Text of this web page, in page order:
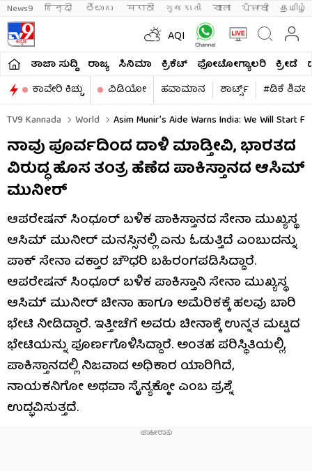
News9 हिन्दी తెలుగు मराठी ગુજરાતી বাংলা ਪੰਜਾਬੀ தமிழ்
AQI
ತಾಜಾ ಸುದ್ದಿ ರಾಜ್ಯ ಸಿನಿಮಾ ಕ್ರಿಕೆಟ್​ ಫೋಟೋಗ್ಯಾಲರಿ ಕ್ರೀಡೆ
ಕಾವೇರಿ ಕಿಚ್ಚು
ವಿಡಿಯೋ ಹವಾಮಾನ ಶಾರ್ಟ್ಸ್​
#ಡಿಕೆ
TV9 Kannada
World Asim Munir’s Aide Warns India: We Will Start
ನಾವು ಪೂರ್ವದಿಂದ ದಾಳಿ ಮಾಡ್ತೀವಿ, ಭಾರತದ
ವಿರುದ್ಧ ಹೊಸ ತಂತ್ರ ಹೆಣೆದ ಪಾಕಿಸ್ತಾನದ ಆಸಿಮ್
ಮುನೀರ್
ಆಪರೇಷನ್ ಸಿಂಧೂರ್ ಬಳಿಕ ಪಾಕಿಸ್ತಾನದ ಸೇನಾ ಮುಖ್ಯಸ್ಥ
ಆಸಿಮ್ ಮುನೀರ್ ಮನಸ್ಸಿನಲ್ಲಿ ಏನು ಓಡುತ್ತಿದೆ ಎಂಬುದನ್ನು
ಪಾಕ್ ಸೇನಾ ವಕ್ತಾರ ಚೌಧರಿ ಬಹಿರಂಗಪಡಿಸಿದ್ದಾರೆ.
ಆಪರೇಷನ್ ಸಿಂಧೂರ್ ಬಳಿಕ ಪಾಕಿಸ್ತಾನಿ ಸೇನಾ ಮುಖ್ಯಸ್ಥ
ಆಸಿಮ್ ಮುನೀರ್ ಚೀನಾ ಹಾಗೂ ಅಮೆರಿಕಕ್ಕೆ ಹಲವು ಬಾರಿ
ಭೇಟಿ ನೀಡಿದ್ದಾರೆ. ಇತ್ತೀಚೆಗೆ ಅವರು ಚೀನಾಕ್ಕೆ ಉನ್ನತ ಮಟ್ಟದ
ಭೇಟಿಯನ್ನು ಪೂರ್ಣಗೊಳಿಸಿದ್ದಾರೆ. ಅಂತಹ ಪರಿಸ್ಥಿತಿಯಲ್ಲಿ,
ಪಾಕಿಸ್ತಾನದಲ್ಲಿ ನಿಜವಾದ ಅಧಿಕಾರ ಯಾರಿಗಿದೆ,
ನಾಯಕನಿಗೋ ಅಥವಾ ಸೈನ್ಯಕ್ಕೋ ಎಂಬ ಪ್ರಶ್ನೆ
ಉದ್ಭವಿಸುತ್ತದೆ.